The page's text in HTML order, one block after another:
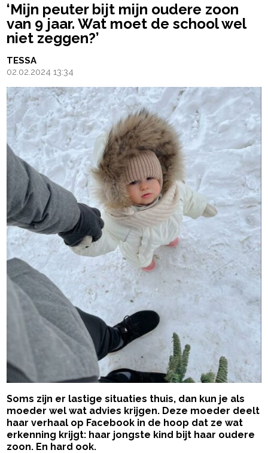
‘Mijn peuter bijt mijn oudere zoon
van 9 jaar. Wat moet de school wel
niet zeggen?’
TESSA
02.02.2024 13:34
Soms zijn er lastige situaties thuis, dan kun je als
moeder wel wat advies krijgen. Deze moeder deelt
haar verhaal op Facebook in de hoop dat ze wat
erkenning krijgt: haar jongste kind bijt haar oudere
zoon. En hard ook.